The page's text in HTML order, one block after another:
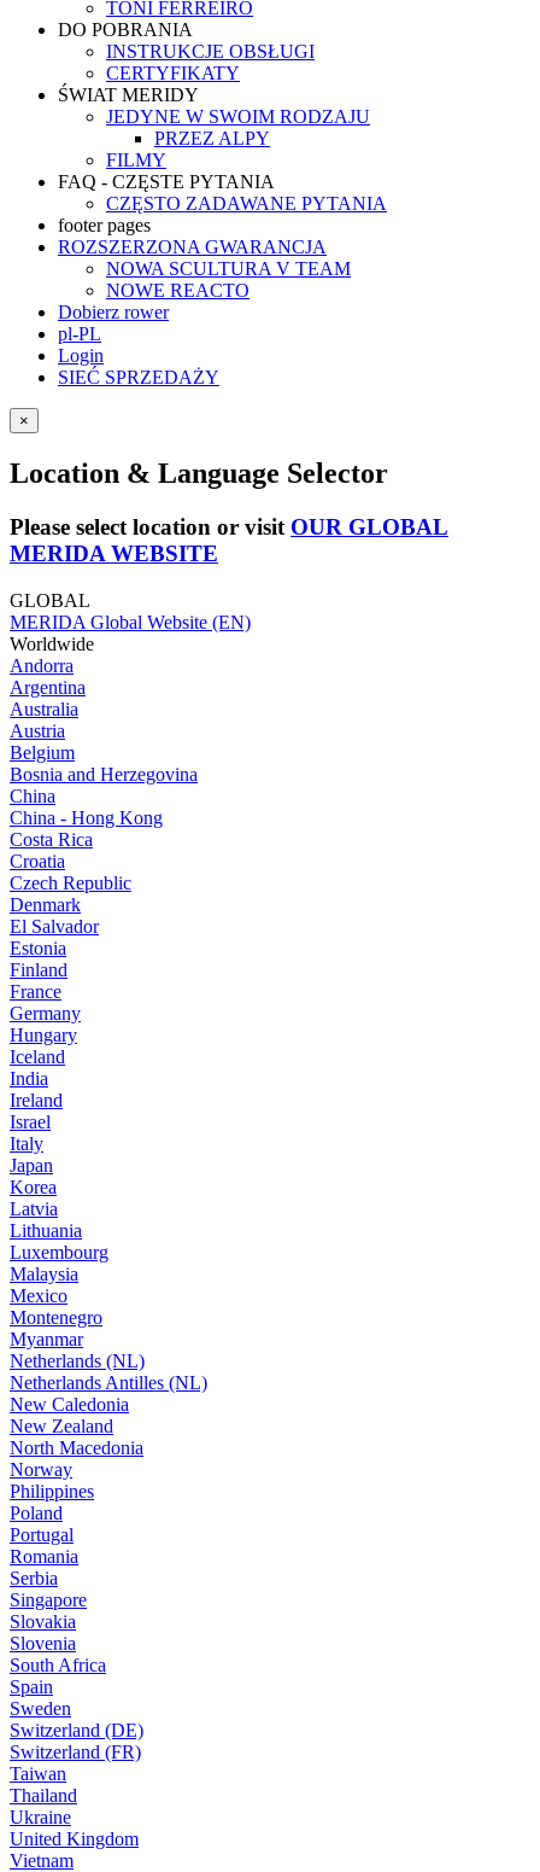
TONI FERREIRO
DO POBRANIA
INSTRUKCJE OBSŁUGI
CERTYFIKATY
ŚWIAT MERIDY
JEDYNE W SWOIM RODZAJU
PRZEZ ALPY
FILMY
FAQ - CZĘSTE PYTANIA
CZĘSTO ZADAWANE PYTANIA
footer pages
ROZSZERZONA GWARANCJA
NOWA SCULTURA V TEAM
NOWE REACTO
Dobierz rower
pl-PL
Login
SIEĆ SPRZEDAŻY
×
Location & Language Selector
Please select location or visit OUR GLOBAL
MERIDA WEBSITE
GLOBAL
MERIDA Global Website (EN)
Worldwide
Andorra
Argentina
Australia
Austria
Belgium
Bosnia and Herzegovina
China
China - Hong Kong
Costa Rica
Croatia
Czech Republic
Denmark
El Salvador
Estonia
Finland
France
Germany
Hungary
Iceland
India
Ireland
Israel
Italy
Japan
Korea
Latvia
Lithuania
Luxembourg
Malaysia
Mexico
Montenegro
Myanmar
Netherlands (NL)
Netherlands Antilles (NL)
New Caledonia
New Zealand
North Macedonia
Norway
Philippines
Poland
Portugal
Romania
Serbia
Singapore
Slovakia
Slovenia
South Africa
Spain
Sweden
Switzerland (DE)
Switzerland (FR)
Taiwan
Thailand
Ukraine
United Kingdom
Vietnam